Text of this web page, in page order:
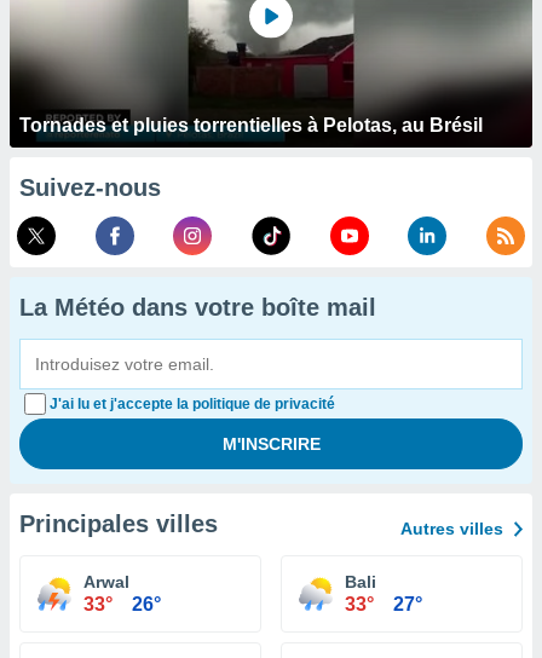
Tornades et pluies torrentielles à Pelotas, au Brésil
Suivez-nous
La Météo dans votre boîte mail
J'ai lu et j'accepte la politique de privacité
Principales villes Autres villes
Arwal
33° 26°
Bali
33° 27°